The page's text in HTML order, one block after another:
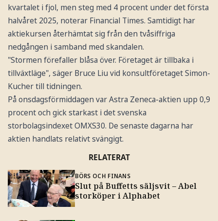
kvartalet i fjol, men steg med 4 procent under det första
halvåret 2025, noterar Financial Times. Samtidigt har
aktiekursen återhämtat sig från den tvåsiffriga
nedgången i samband med skandalen.
"Stormen förefaller blåsa över. Företaget är tillbaka i
tillväxtläge", säger Bruce Liu vid konsultföretaget Simon-
Kucher till tidningen.
På onsdagsförmiddagen var Astra Zeneca-aktien upp 0,9
procent och gick starkast i det svenska
storbolagsindexet OMXS30. De senaste dagarna har
aktien handlats relativt svängigt.
RELATERAT
BÖRS OCH FINANS
Slut på Buffetts säljsvit – Abel
storköper i Alphabet